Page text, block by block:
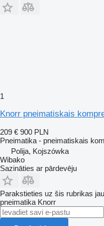
1
Knorr pneimatiskais
209 € 900 PLN
Pneimatika - pneimatiskais
Polija, Kojszówka
Wibako
Sazināties ar pārdevēju
Parakstieties uz šis rubrikas
pneimatika Knorr